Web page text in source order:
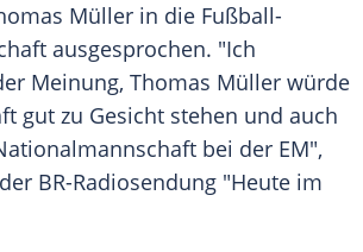
Müller in die Fußball-
ausgesprochen. "Ich
Meinung, Thomas Müller würde
gut zu Gesicht stehen und auch
bei der EM",
BR-Radiosendung "Heute im